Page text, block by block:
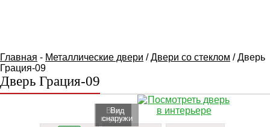
Главная - Металлические двери /Двери со стеклом / Дверь
Грация-09
Дверь Грация-09
Вид
внутри
Вид
cнаружи